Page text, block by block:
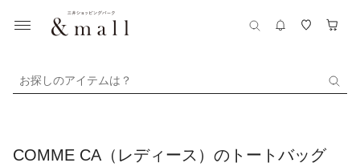
お探しのアイテムは？
COMME CA（レディース）のトートバッグ